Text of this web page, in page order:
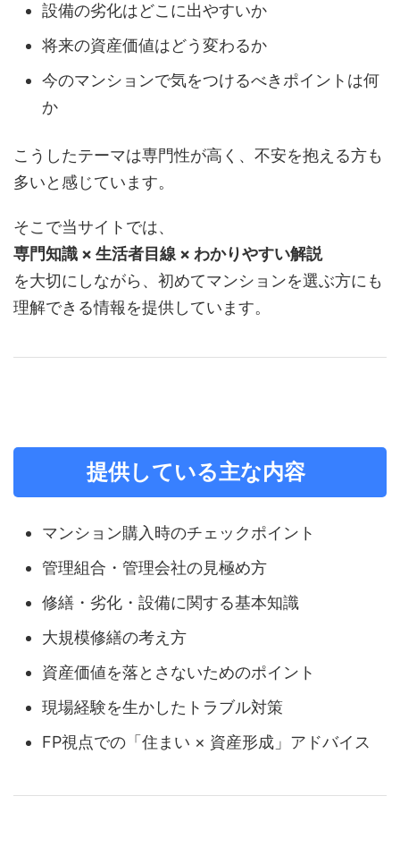
設備の劣化はどこに出やすいか
将来の資産価値はどう変わるか
今のマンションで気をつけるべきポイントは何
か
こうしたテーマは専門性が高く、不安を抱える方も
多いと感じています。
そこで当サイトでは、
専門知識 × 生活者目線 × わかりやすい解説
を大切にしながら、初めてマンションを選ぶ方にも
理解できる情報を提供しています。
提供している主な内容
マンション購入時のチェックポイント
管理組合・管理会社の見極め方
修繕・劣化・設備に関する基本知識
大規模修繕の考え方
資産価値を落とさないためのポイント
現場経験を生かしたトラブル対策
FP視点での「住まい × 資産形成」アドバイス